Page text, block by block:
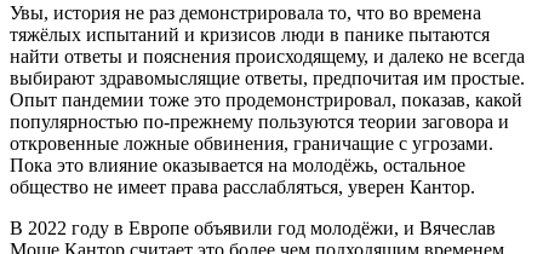
Увы, история не раз демонстрировала то, что во времена
тяжёлых испытаний и кризисов люди в панике пытаются
найти ответы и пояснения происходящему, и далеко не всегда
выбирают здравомыслящие ответы, предпочитая им простые.
Опыт пандемии тоже это продемонстрировал, показав, какой
популярностью по-прежнему пользуются теории заговора и
откровенные ложные обвинения, граничащие с угрозами.
Пока это влияние оказывается на молодёжь, остальное
общество не имеет права расслабляться, уверен Кантор.
В 2022 году в Европе объявили год молодёжи, и Вячеслав
Моше Кантор считает это более чем подходящим временем